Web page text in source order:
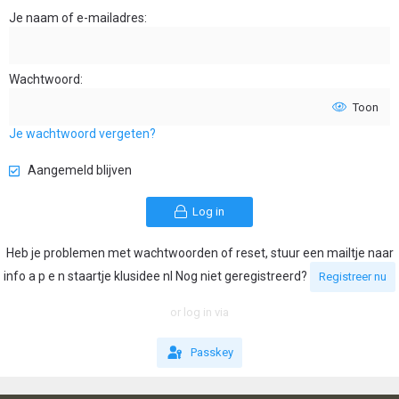
Je naam of e-mailadres
Wachtwoord
Toon
Je wachtwoord vergeten?
Aangemeld blijven
Log in
Heb je problemen met wachtwoorden of reset, stuur een mailtje naar
info a p e n staartje klusidee nl Nog niet geregistreerd?
Registreer nu
or log in via
Passkey